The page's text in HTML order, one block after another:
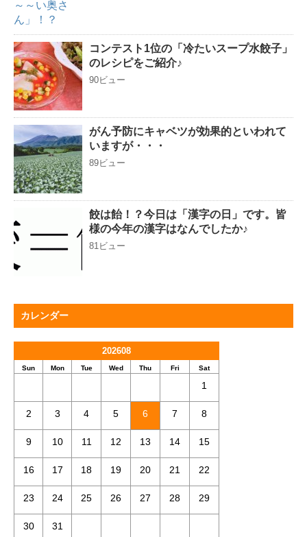
コンテスト1位の「冷たいスープ水餃子」
のレシピをご紹介♪
90ビュー
がん予防にキャベツが効果的といわれて
いますが・・・
89ビュー
餃は飴！？今日は「漢字の日」です。皆
様の今年の漢字はなんでしたか♪
81ビュー
カレンダー
202608
Sun Mon Tue Wed Thu Fri Sat
1
2 3 4 5 6 7 8
9 10 11 12 13 14 15
16 17 18 19 20 21 22
23 24 25 26 27 28 29
30 31